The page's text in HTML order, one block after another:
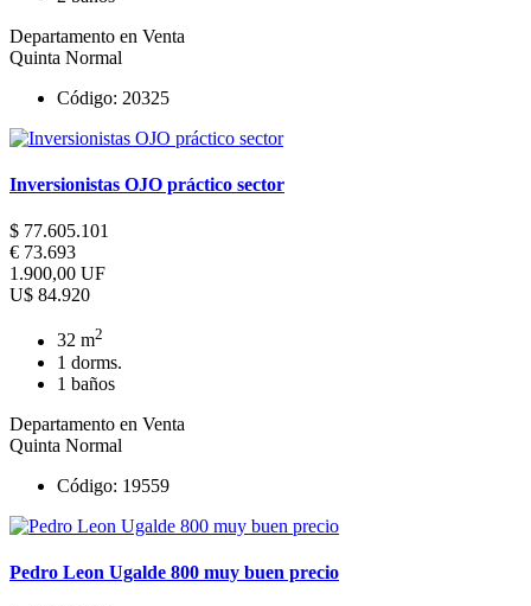
Departamento en Venta
Quinta Normal
Código: 20325
Inversionistas OJO práctico sector
$ 77.605.101
€ 73.693
1.900,00 UF
U$ 84.920
32 m2
1 dorms.
1 baños
Departamento en Venta
Quinta Normal
Código: 19559
Pedro Leon Ugalde 800 muy buen precio